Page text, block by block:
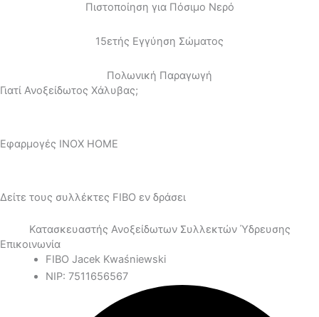
Πιστοποίηση για Πόσιμο Νερό
15ετής Εγγύηση Σώματος
Πολωνική Παραγωγή
Γιατί Ανοξείδωτος Χάλυβας;
Εφαρμογές INOX HOME
Δείτε τους συλλέκτες FIBO εν δράσει
Κατασκευαστής Ανοξείδωτων Συλλεκτών Ύδρευσης
Επικοινωνία
FIBO Jacek Kwaśniewski
NIP: 7511656567